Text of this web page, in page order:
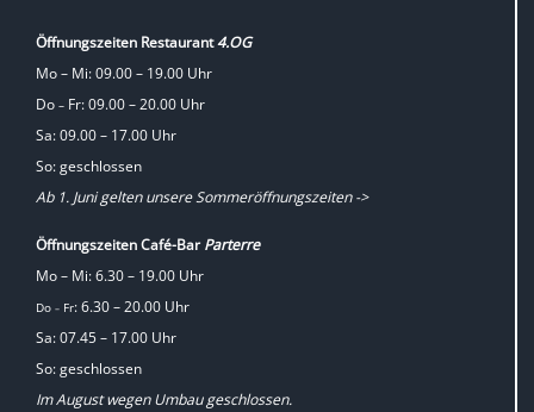
Öffnungszeiten Restaurant4.OG
Mo – Mi: 09.00 – 19.00 Uhr
Do – Fr: 09.00 – 20.00 Uhr
Sa: 09.00 – 17.00 Uhr
So: geschlossen
Ab 1. Juni gelten unsere Sommeröffnungszeiten ->
Öffnungszeiten Café-BarParterre
Mo – Mi: 6.30 – 19.00 Uhr
Do – Fr: 6.30 – 20.00 Uhr
Sa: 07.45 – 17.00 Uhr
So: geschlossen
Im August wegen Umbau geschlossen.